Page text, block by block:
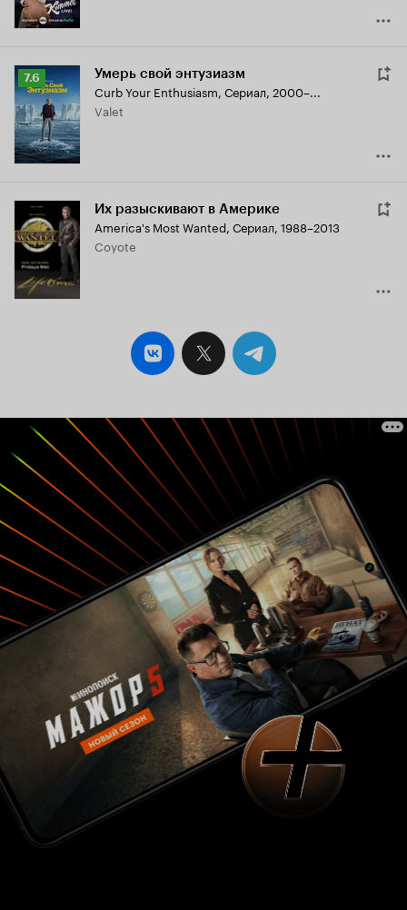
Рейтинг
Кинопоиска
7.6
7.6 Умерь свой энтузиазм
Curb Your Enthusiasm, Сериал, 2000–...
Valet
Их разыскивают в Америке
America's Most Wanted, Сериал, 1988–2013
Coyote